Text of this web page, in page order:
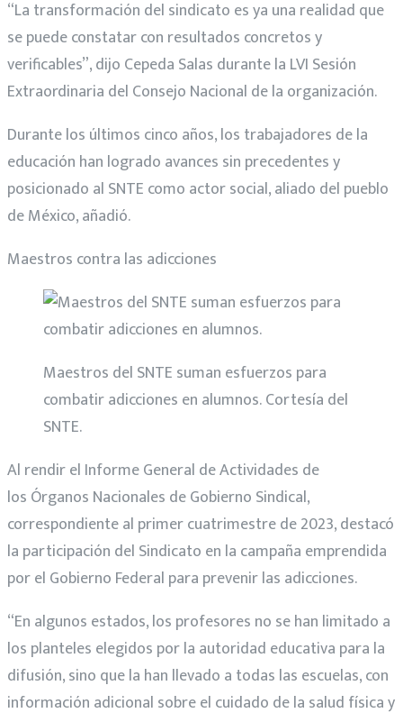
“La transformación del sindicato es ya una realidad que
se puede constatar con resultados concretos y
verificables”, dijo Cepeda Salas durante la LVI Sesión
Extraordinaria del Consejo Nacional de la organización.
Durante los últimos cinco años, los trabajadores de la
educación han logrado avances sin precedentes y
posicionado al SNTE como actor social, aliado del pueblo
de México, añadió.
Maestros contra las adicciones
Maestros del SNTE suman esfuerzos para
combatir adicciones en alumnos.Cortesía del
SNTE.
Al rendir el Informe General de Actividades de
los Órganos Nacionales de Gobierno Sindical,
correspondiente al primer cuatrimestre de 2023, destacó
la participación del Sindicato en la campaña emprendida
por el Gobierno Federal para prevenir las adicciones.
“En algunos estados, los profesores no se han limitado a
los planteles elegidos por la autoridad educativa para la
difusión, sino que la han llevado a todas las escuelas, con
información adicional sobre el cuidado de la salud física y